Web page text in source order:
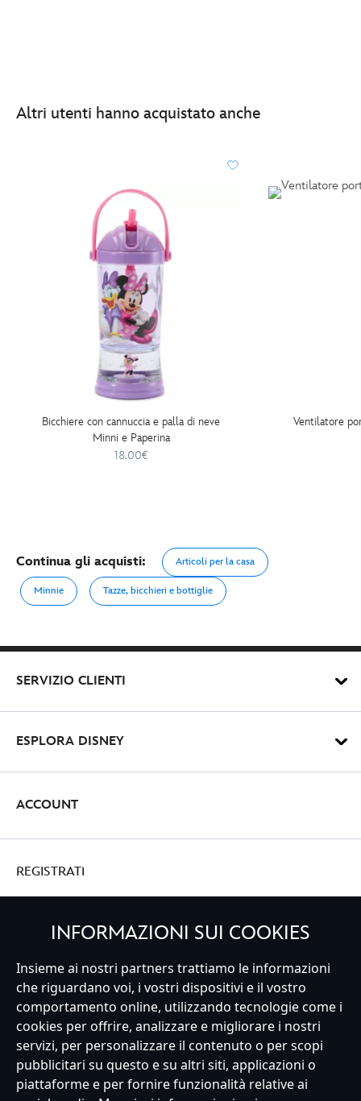
Altri utenti hanno acquistato anche
Bicchiere con cannuccia e palla di neve
Minni e Paperina
18.00€
Ventilatore
Continua gli acquisti: Articoli per la casa
Minnie Tazze, bicchieri e bottiglie
SERVIZIO CLIENTI
ESPLORA DISNEY
ACCOUNT
REGISTRATI
Italy
Servizio Clienti Termini d'Uso Trova Negozio
Mappa del Sito
Normativa Europea sul trattamento dei dati personali
Informativa sulla privacy
Politica dei Cookie
Informativa sulla privacy UE
Termini e Condizioni generali
INFORMAZIONI SUI COOKIES
Insieme ai nostri partners trattiamo le informazioni
che riguardano voi, i vostri dispositivi e il vostro
comportamento online, utilizzando tecnologie come i
cookies per offrire, analizzare e migliorare i nostri
servizi, per personalizzare il contenuto o per scopi
pubblicitari su questo e su altri siti, applicazioni o
piattaforme e per fornire funzionalità relative ai